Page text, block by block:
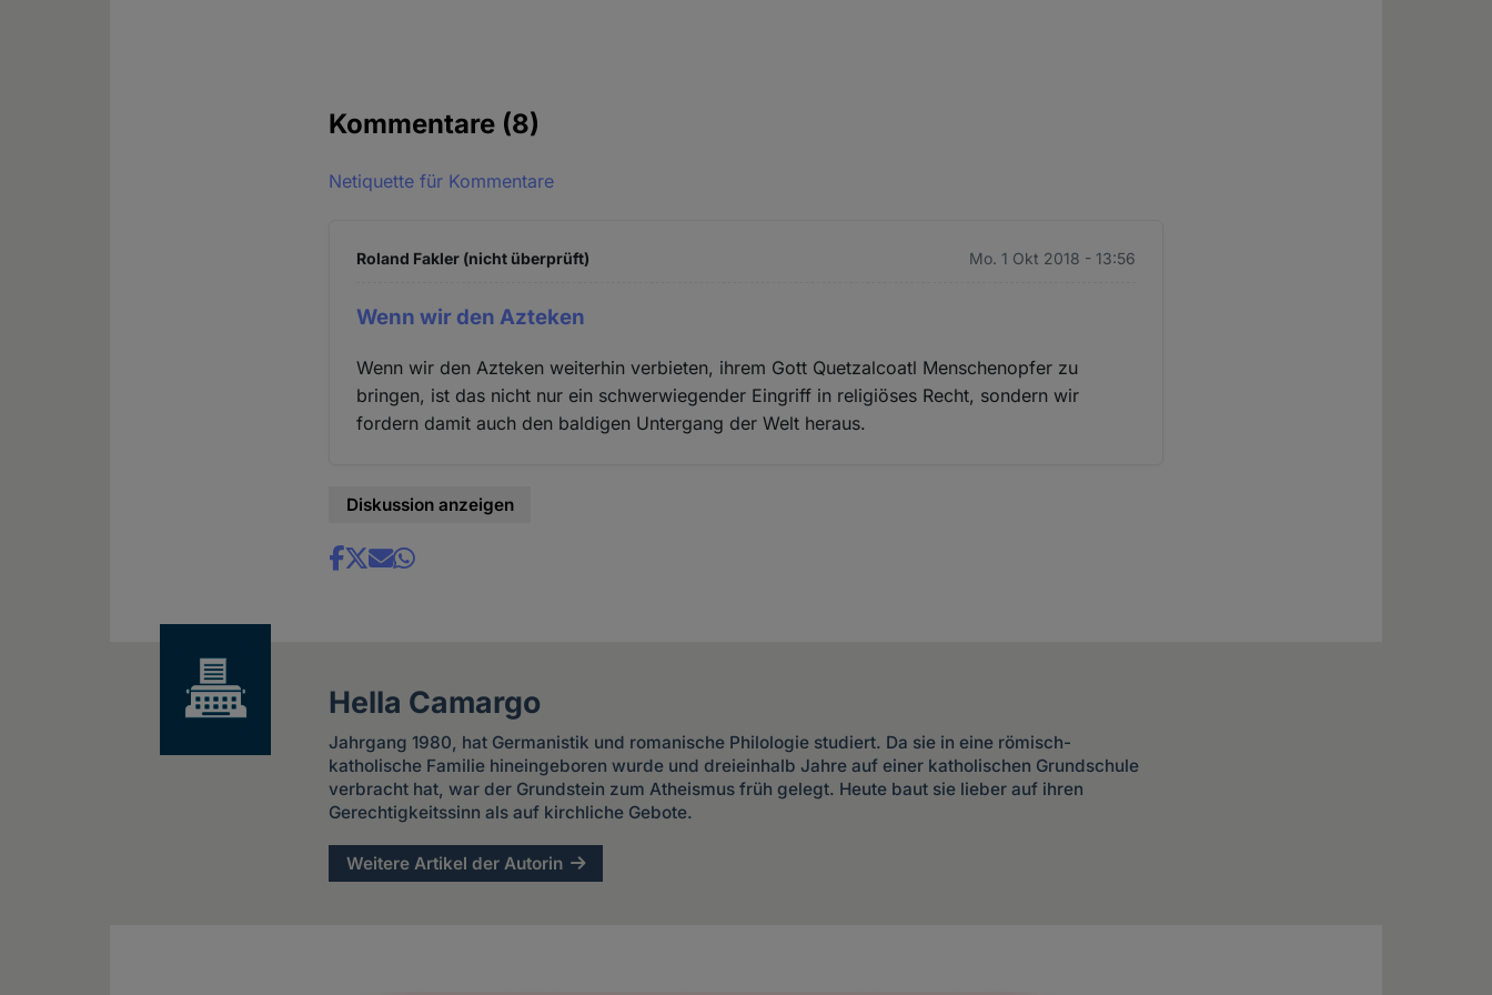
Kommentare (8)
Netiquette für Kommentare
Roland Fakler (nicht überprüft) Mo. 1 Okt 2018 - 13:56
Wenn wir den Azteken
Wenn wir den Azteken weiterhin verbieten, ihrem Gott Quetzalcoatl Menschenopfer zu
bringen, ist das nicht nur ein schwerwiegender Eingriff in religiöses Recht, sondern wir
fordern damit auch den baldigen Untergang der Welt heraus.
Diskussion anzeigen
Share
Hella Camargo
Jahrgang 1980, hat Germanistik und romanische Philologie studiert. Da sie in eine römisch-
katholische Familie hineingeboren wurde und dreieinhalb Jahre auf einer katholischen Grundschule
verbracht hat, war der Grundstein zum Atheismus früh gelegt. Heute baut sie lieber auf ihren
Gerechtigkeitssinn als auf kirchliche Gebote.
Weitere Artikel der Autorin